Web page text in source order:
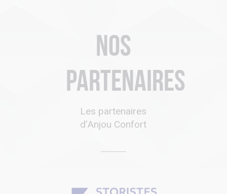
Nos
partenaires
Les partenaires
d’Anjou Confort